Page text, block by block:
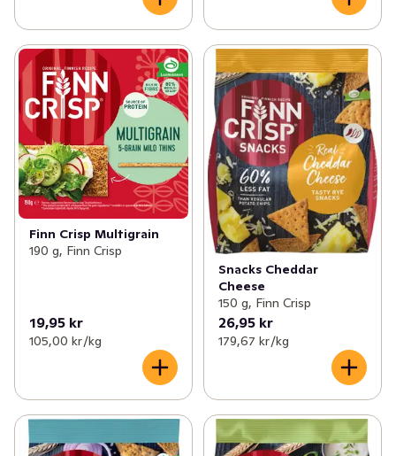
Finn Crisp Multigrain
190 g, Finn Crisp
19,95 kr
105,00 kr /kg
Snacks Cheddar
Cheese
150 g, Finn Crisp
26,95 kr
179,67 kr /kg